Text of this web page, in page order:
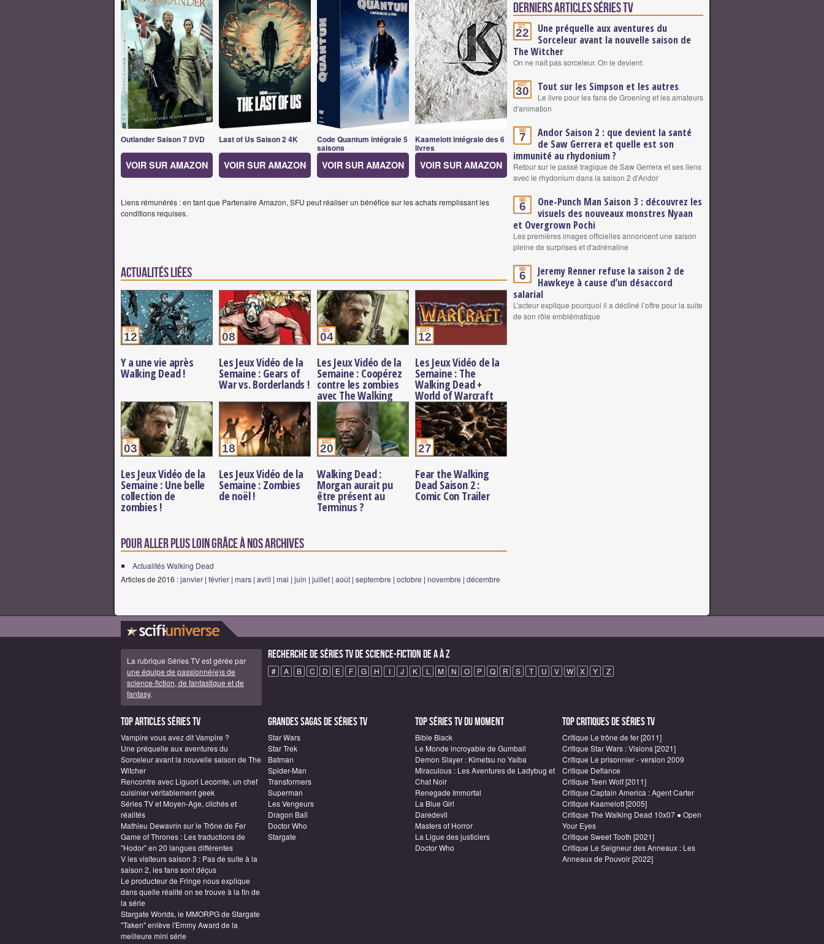
Outlander Saison 7 DVD
VOIR SUR AMAZON
Last of Us Saison 2 4K
VOIR SUR AMAZON
Code Quantum intégrale 5
saisons
VOIR SUR AMAZON
Kaamelott intégrale des 6
livres
VOIR SUR AMAZON
Liens rémunérés : en tant que Partenaire Amazon, SFU peut réaliser un bénéfice sur les achats remplissant les
conditions requises.
Actualités Liées
févr.
12
Y a une vie après
Walking Dead !
sept.
08
Les Jeux Vidéo de la
Semaine : Gears of
War vs. Borderlands !
nov.
04
Les Jeux Vidéo de la
Semaine : Coopérez
contre les zombies
avec The Walking
Dead !
août
12
Les Jeux Vidéo de la
Semaine : The
Walking Dead +
World of Warcraft
déc.
03
Les Jeux Vidéo de la
Semaine : Une belle
collection de
zombies !
déc.
18
Les Jeux Vidéo de la
Semaine : Zombies
de noël !
août
20
Walking Dead :
Morgan aurait pu
être présent au
Terminus ?
juil.
27
Fear the Walking
Dead Saison 2 :
Comic Con Trailer
Pour aller plus loin grâce à nos archives
Actualités Walking Dead
Articles de 2016 :janvier | février | mars | avril | mai | juin | juillet | août | septembre | octobre | novembre | décembre
Derniers articles Séries TV
Oct.
22
Une préquelle aux aventures du
Sorceleur avant la nouvelle saison de
The Witcher
On ne naît pas sorceleur. On le devient.
Août
30 Tout sur les Simpson et les autres
Le livre pour les fans de Groening et les amateurs
d'animation
Mai
7
Andor Saison 2 : que devient la santé
de Saw Gerrera et quelle est son
immunité au rhydonium ?
Retour sur le passé tragique de Saw Gerrera et ses liens
avec le rhydonium dans la saison 2 d'Andor
Mai
6
One-Punch Man Saison 3 : découvrez les
visuels des nouveaux monstres Nyaan
et Overgrown Pochi
Les premières images officielles annoncent une saison
pleine de surprises et d'adrénaline
Mai
6
Jeremy Renner refuse la saison 2 de
Hawkeye à cause d’un désaccord
salarial
L’acteur explique pourquoi il a décliné l’offre pour la suite
de son rôle emblématique
La rubrique Séries TV est gérée par
une équipe de passionné(e)s de
science-fiction, de fantastique et de
fantasy.
Recherche de Séries TV de science-fiction de A à Z
# A B C D E F G H I J K L M N O P Q R S T U V W X Y Z
Top articles Séries TV
Vampire vous avez dit Vampire ?
Une préquelle aux aventures du
Sorceleur avant la nouvelle saison de The
Witcher
Rencontre avec Liguori Lecomte, un chef
cuisinier véritablement geek
Séries TV et Moyen-Age, clichés et
réalités
Mathieu Dewavrin sur le Trône de Fer
Game of Thrones : Les traductions de
"Hodor" en 20 langues différentes
V les visiteurs saison 3 : Pas de suite à la
saison 2, les fans sont déçus
Le producteur de Fringe nous explique
dans quelle réalité on se trouve à la fin de
la série
Stargate Worlds, le MMORPG de Stargate
"Taken" enlève l'Emmy Award de la
meilleure mini série
Grandes sagas de Séries TV
Star Wars
Star Trek
Batman
Spider-Man
Transformers
Superman
Les Vengeurs
Dragon Ball
Doctor Who
Stargate
Top Séries TV du moment
Bible Black
Le Monde incroyable de Gumball
Demon Slayer : Kimetsu no Yaiba
Miraculous : Les Aventures de Ladybug et
Chat Noir
Renegade Immortal
La Blue Girl
Daredevil
Masters of Horror
La Ligue des justiciers
Doctor Who
Top critiques de Séries TV
Critique Le trône de fer [2011]
Critique Star Wars : Visions [2021]
Critique Le prisonnier - version 2009
Critique Defiance
Critique Teen Wolf [2011]
Critique Captain America : Agent Carter
Critique Kaamelott [2005]
Critique The Walking Dead 10x07 ● Open
Your Eyes
Critique Sweet Tooth [2021]
Critique Le Seigneur des Anneaux : Les
Anneaux de Pouvoir [2022]